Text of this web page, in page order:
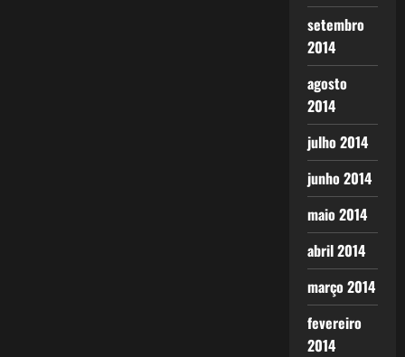
setembro
2014
agosto
2014
julho 2014
junho 2014
maio 2014
abril 2014
março 2014
fevereiro
2014